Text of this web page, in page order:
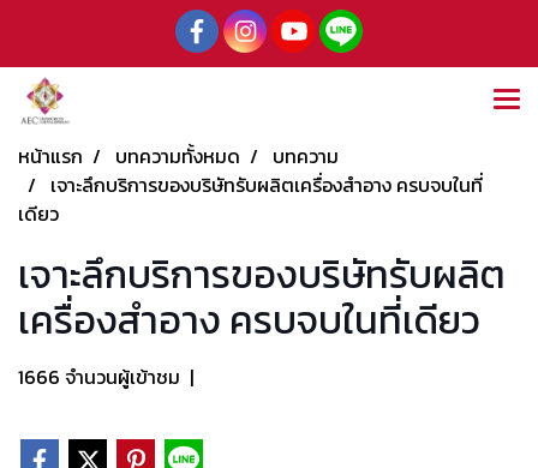
หน้าแรก บทความทั้งหมด
บทความ
เจาะลึกบริการของบริษัทรับผลิตเครื่องสำอาง ครบจบในที่
เดียว
เจาะลึกบริการของบริษัทรับผลิต
เครื่องสำอาง ครบจบในที่เดียว
1666 จำนวนผู้เข้าชม |